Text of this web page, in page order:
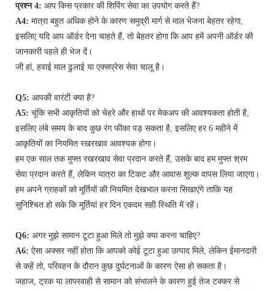
प्रश्न 4: आप किस प्रकार की शिपिंग सेवा का उपयोग करते हैं?
A4: मात्रा बहुत अधिक होने के कारण समुद्री मार्ग से माल भेजना बेहतर रहेगा,
इसलिए यदि आप ऑर्डर देना चाहते हैं, तो बेहतर होगा कि आप हमें अपनी ऑर्डर की
जानकारी पहले ही भेज दें।
जी हां, हवाई माल ढुलाई या एक्सप्रेस सेवा चालू है।
Q5: आपकी वारंटी क्या है?
A5: चूंकि सभी आकृतियों को चेहरे और हाथों पर मेकअप की आवश्यकता होती है,
इसलिए लंबे समय के बाद कुछ रंग फीका पड़ सकता है, इसलिए हर 6 महीने में
आकृतियों का नियमित रखरखाव आवश्यक होगा।
हम एक साल तक मुफ्त रखरखाव सेवा प्रदान करते हैं, उसके बाद हम मुफ्त श्रम
सेवा प्रदान करते हैं, लेकिन यात्रा का टिकट और आवास शुल्क वापस लिया जाएगा।
हम अपने ग्राहकों को मूर्तियों की नियमित देखभाल करना सिखाएंगे ताकि यह
सुनिश्चित हो सके कि मूर्तियां हर दिन एकदम सही स्थिति में रहें।
Q6: अगर मुझे सामान टूटा हुआ मिले तो मुझे क्या करना चाहिए?
A6: ऐसा अक्सर नहीं होता कि आपको कोई टूटा हुआ उत्पाद मिले, लेकिन ईमानदारी
से कहें तो, परिवहन के दौरान कुछ दुर्घटनाओं के कारण ऐसा हो सकता है।
जहाज, ट्रक या लापरवाही से सामान को संभालने के कारण हुई तेज टक्कर से